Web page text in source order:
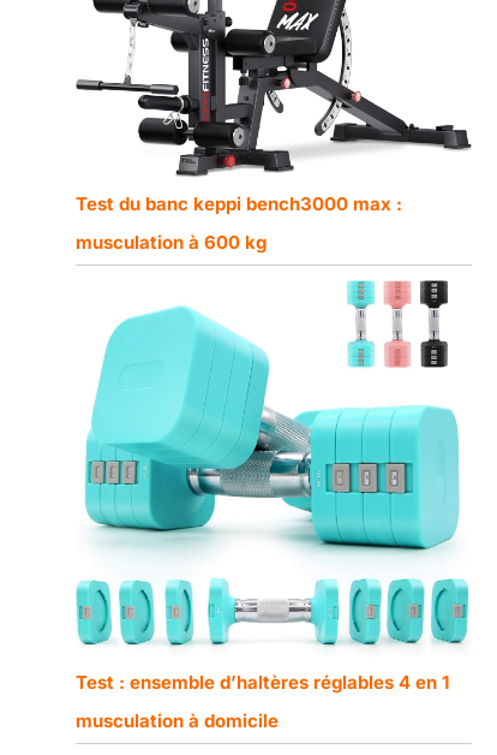
Test du banc keppi bench3000 max :
musculation à 600 kg
Test : ensemble d’haltères réglables 4 en 1
musculation à domicile